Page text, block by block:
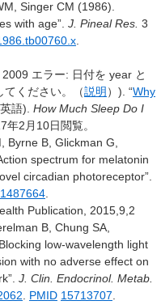
Singer CM (1986).
with age”. J. Pineal Res. 3
エラー: 日付を year と
ください。（説明 ） ). “Why
語). How Much Sleep Do I
年2月10日閲覧。
Byrne B, Glickman G,
spectrum for melatonin
circadian photoreceptor”.
Publication, 2015,9,2
B, Chung SA,
low-wavelength light
with no adverse effect on
J. Clin. Endocrinol. Metab.
PMID 15713707